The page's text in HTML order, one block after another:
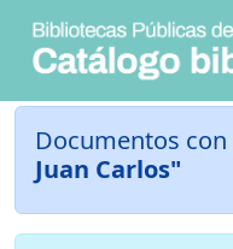
Documentos
Juan Carlos"